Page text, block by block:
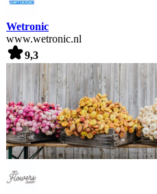
Wetronic
www.wetronic.nl
9,3